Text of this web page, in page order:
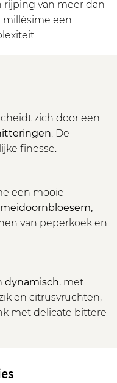
rijping van meer dan
millésime een
zich door een
. De
finesse.
een mooie
meidoornbloesem,
van peperkoek en
dynamisch, met
en citrusvruchten,
met delicate bittere